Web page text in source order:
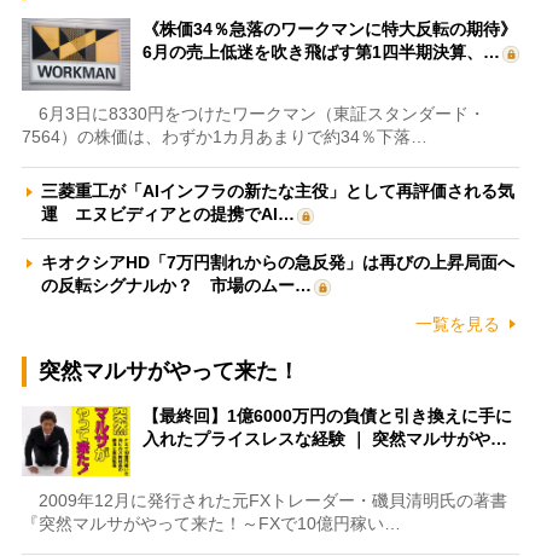
《株価34％急落のワークマンに特大反転の期待》
6月の売上低迷を吹き飛ばす第1四半期決算、…
6月3日に8330円をつけたワークマン（東証スタンダード・
7564）の株価は、わずか1カ月あまりで約34％下落…
三菱重工が「AIインフラの新たな主役」として再評価される気
運 エヌビディアとの提携でAI…
キオクシアHD「7万円割れからの急反発」は再びの上昇局面へ
の反転シグナルか？ 市場のムー…
一覧を見る
突然マルサがやって来た！
【最終回】1億6000万円の負債と引き換えに手に
入れたプライスレスな経験 ｜ 突然マルサがや…
2009年12月に発行された元FXトレーダー・磯貝清明氏の著書
『突然マルサがやって来た！～FXで10億円稼い…